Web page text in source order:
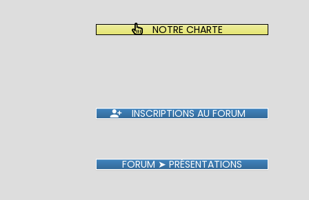
NOTRE CHARTE
INSCRIPTIONS AU FORUM
FORUM ➤ PRÉSENTATIONS